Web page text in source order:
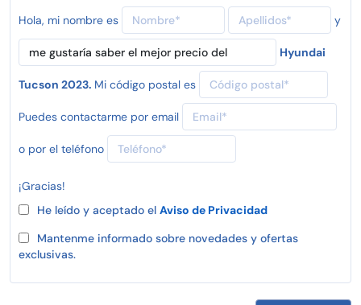
Hola, mi nombre es y
Hyundai
Tucson 2023. Mi código postal es
Puedes contactarme por email
o por el teléfono
¡Gracias!
He leído y aceptado el Aviso de Privacidad
Mantenme informado sobre novedades y ofertas
exclusivas.